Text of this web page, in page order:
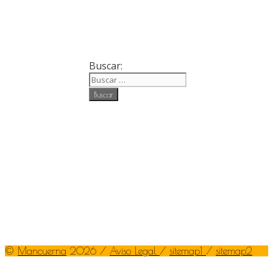
Buscar:
© Mancuerna 2026 / Aviso Legal / sitemap1 / sitemap2